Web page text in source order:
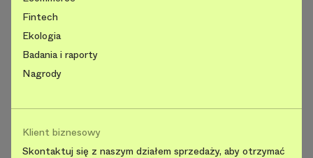
Fintech
Ekologia
Badania i raporty
Nagrody
Klient biznesowy
Skontaktuj się z naszym działem sprzedaży, aby otrzymać